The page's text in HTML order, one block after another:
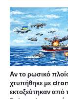
Αν το ρωσικό
χτυπήθηκε με
εκτοξεύτηκαν από